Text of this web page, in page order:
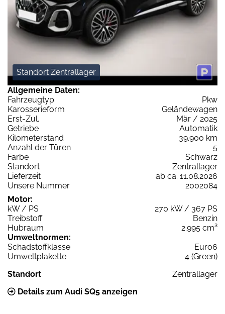
Standort Zentrallager
Allgemeine Daten:
Fahrzeugtyp
Pkw
Karosserieform
Geländewagen
Erst-Zul.
Mär / 2025
Getriebe
Automatik
Kilometerstand
39.900 km
Anzahl der Türen
5
Farbe
Schwarz
Standort
Zentrallager
Lieferzeit
ab ca. 11.08.2026
Unsere Nummer
2002084
Motor:
kW / PS
270 kW / 367 PS
Treibstoff
Benzin
Hubraum
2.995 cm³
Umweltnormen:
Schadstoffklasse
Euro6
Umweltplakette
4 (Green)
Standort
Zentrallager
Details zum Audi SQ5 anzeigen